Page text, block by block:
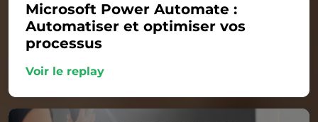
Microsoft Power Automate :
Automatiser et optimiser vos
processus
Voir le replay